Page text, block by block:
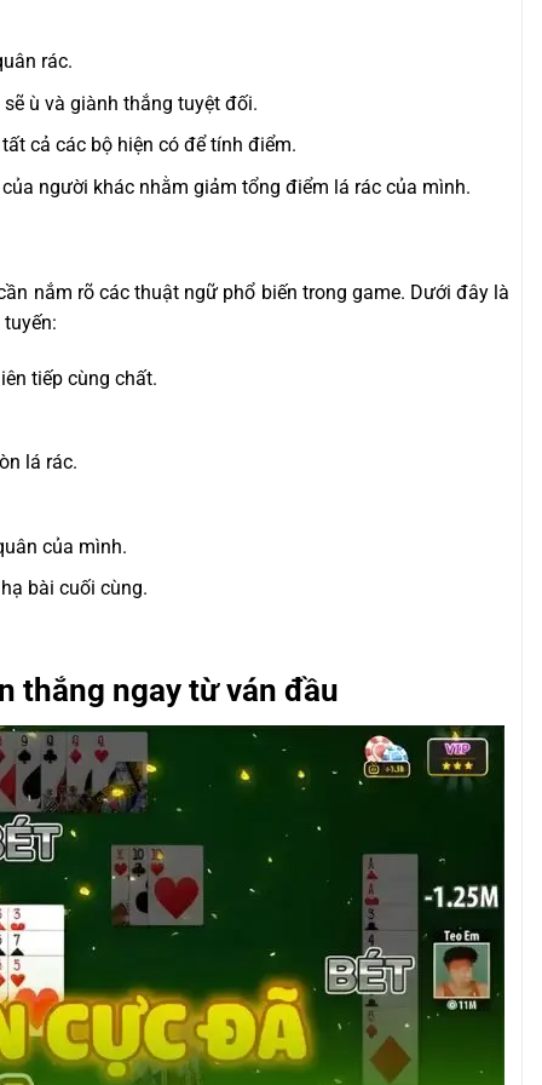
rác.
ù và giành thắng tuyệt đối.
cả các bộ hiện có để tính điểm.
người khác nhằm giảm tổng điểm lá rác của mình.
nắm rõ các thuật ngữ phổ biến trong game. Dưới đây là
tiếp cùng chất.
lá rác.
của mình.
bài cuối cùng.
thắng ngay từ ván đầu